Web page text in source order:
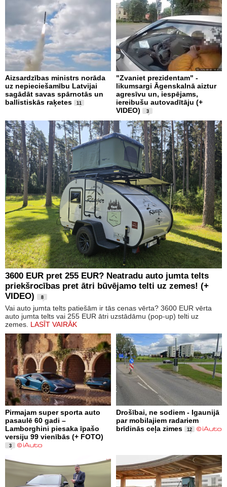
Aizsardzības ministrs norāda
uz nepieciešamību Latvijai
sagādāt savas spārnotās un
ballistiskās raķetes
11
"Zvaniet prezidentam" -
likumsargi Āgenskalnā aiztur
agresīvu un, iespējams,
iereibušu autovadītāju (+
VIDEO)
3
3600 EUR pret 255 EUR? Neatradu auto jumta telts
priekšrocības pret ātri būvējamo telti uz zemes! (+
VIDEO)
8
Vai auto jumta telts patiešām ir tās cenas vērta? 3600 EUR vērta
auto jumta telts vai 255 EUR ātri uzstādāmu (pop-up) telti uz
zemes. LASĪT VAIRĀK
Pirmajam super sporta auto
pasaulē 60 gadi –
Lamborghini piesaka īpašo
versiju 99 vienībās (+ FOTO)
3
Drošībai, ne sodiem - Igaunijā
par mobilajiem radariem
brīdinās ceļa zimes
12